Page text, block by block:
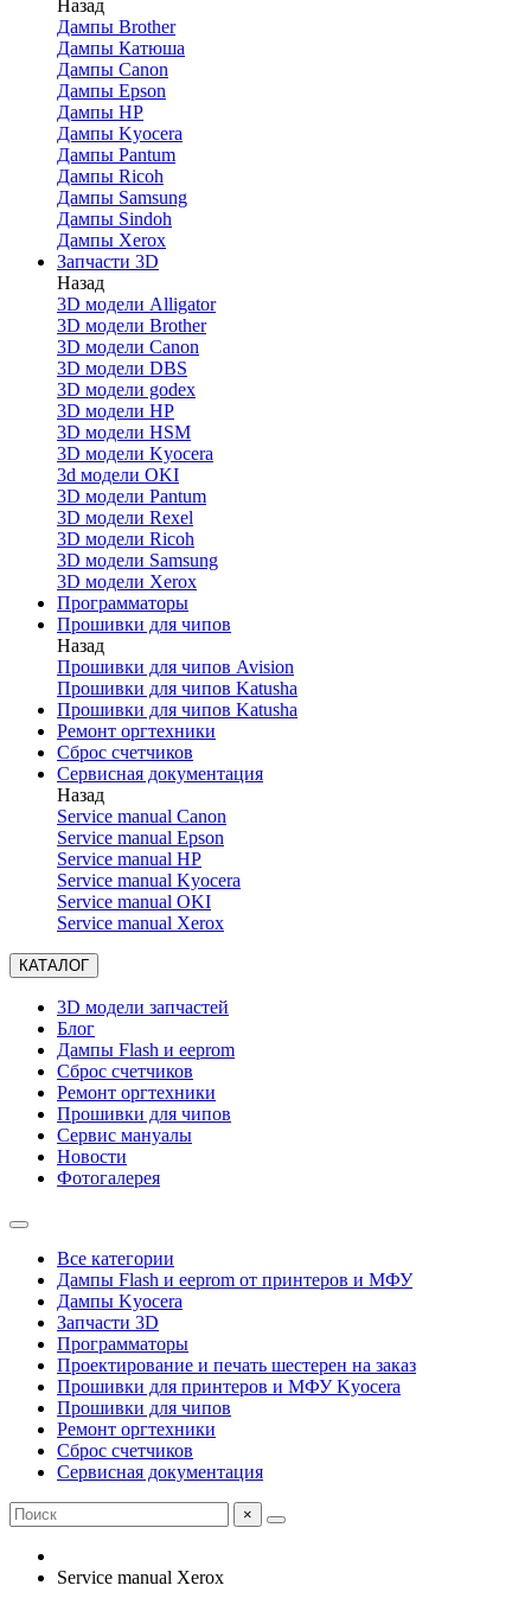
Назад
Дaмпы Brother
Дампы Катюша
Дампы Canon
Дампы Epson
Дампы HP
Дампы Kyocera
Дампы Pantum
Дампы Ricoh
Дампы Samsung
Дампы Sindoh
Дампы Xerox
Запчасти 3D
Назад
3D модели Alligator
3D модели Brother
3D модели Canon
3D модели DBS
3D модели godex
3D модели HP
3D модели HSM
3D модели Kyocera
3d модели OKI
3D модели Pantum
3D модели Rexel
3D модели Ricoh
3D модели Samsung
3D модели Xerox
Программаторы
Прошивки для чипов
Назад
Прошивки для чипов Avision
Прошивки для чипов Katusha
Прошивки для чипов Katusha
Ремонт оргтехники
Сброс счетчиков
Сервисная документация
Назад
Service manual Canon
Service manual Epson
Service manual HP
Service manual Kyocera
Service manual OKI
Service manual Xerox
КАТАЛОГ
3D модели запчастей
Блог
Дампы Flash и eeprom
Сброс счетчиков
Ремонт оргтехники
Прошивки для чипов
Сервис мануалы
Новости
Фотогалерея
Все категории
Дампы Flash и eeprom от принтеров и МФУ
Дампы Kyocera
Запчасти 3D
Программаторы
Проектирование и печать шестерен на заказ
Прошивки для принтеров и МФУ Kyocera
Прошивки для чипов
Ремонт оргтехники
Сброс счетчиков
Сервисная документация
×
Service manual Xerox